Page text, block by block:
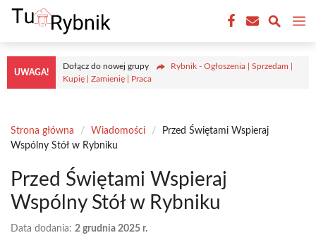
Przejdź
treści
UWAGA!
Dołącz do nowej grupy
Rybnik - Ogłoszenia | Sprzedam |
Kupię | Zamienię | Praca
Strona główna / Wiadomości /
Przed Świętami Wspieraj
Wspólny Stół w Rybniku
Przed Świętami Wspieraj
Wspólny Stół w Rybniku
Data dodania: 2 grudnia 2025 r.